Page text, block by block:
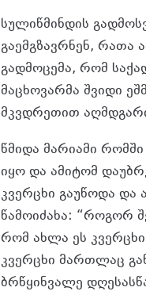
სულიწმინდის
გაემგზავრნენ, რათა
გადმოცემა, რომ
მაცხოვარმა შვიდი
მკვდრეთით
წმიდა მარიამი
იყო და ამიტომ
კვერცხი გაუწოდა და
წამოიძახა: “როგორ
რომ ახლა ეს
კვერცხი მართლაც
ბრწყინვალე